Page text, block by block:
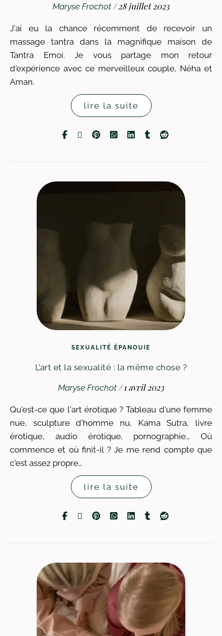
Maryse Frochot / 28 juillet 2023
J'ai eu la chance récemment de recevoir un
massage tantra dans la magnifique maison de
Tantra Emoi. Je vous partage mon retour
d'expérience avec ce merveilleux couple, Néha et
Aman.
lire la suite
SEXUALITÉ ÉPANOUIE
L’art et la sexualité : la même chose ?
Maryse Frochot / 1 avril 2023
Qu'est-ce que l'art érotique ? Tableau d'une femme
nue, sculpture d'homme nu, Kama Sutra, livre
érotique, audio érotique, pornographie… Où
commence et où finit-il ? Je me rend compte que
c'est assez propre…
lire la suite